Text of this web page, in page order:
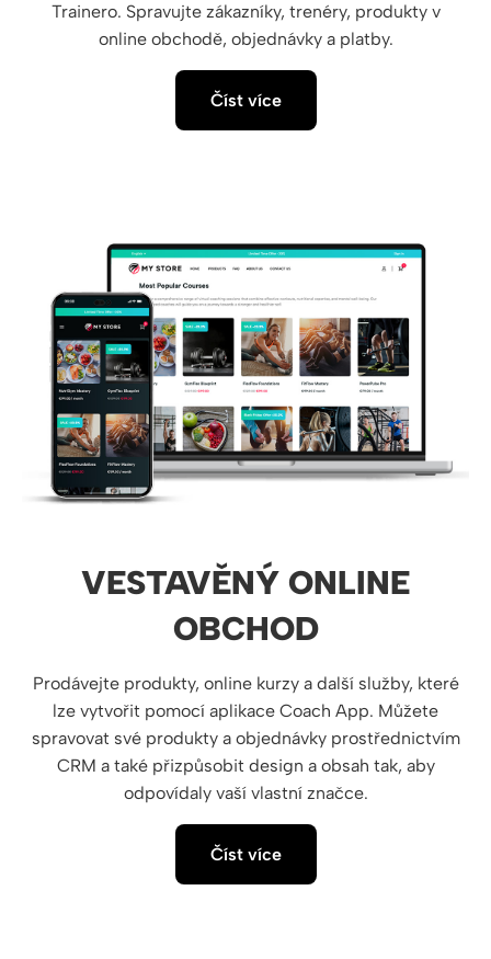
Trainero. Spravujte zákazníky, trenéry, produkty v
online obchodě, objednávky a platby.
Číst více
VESTAVĚNÝ ONLINE
OBCHOD
Prodávejte produkty, online kurzy a další služby, které
lze vytvořit pomocí aplikace Coach App. Můžete
spravovat své produkty a objednávky prostřednictvím
CRM a také přizpůsobit design a obsah tak, aby
odpovídaly vaší vlastní značce.
Číst více